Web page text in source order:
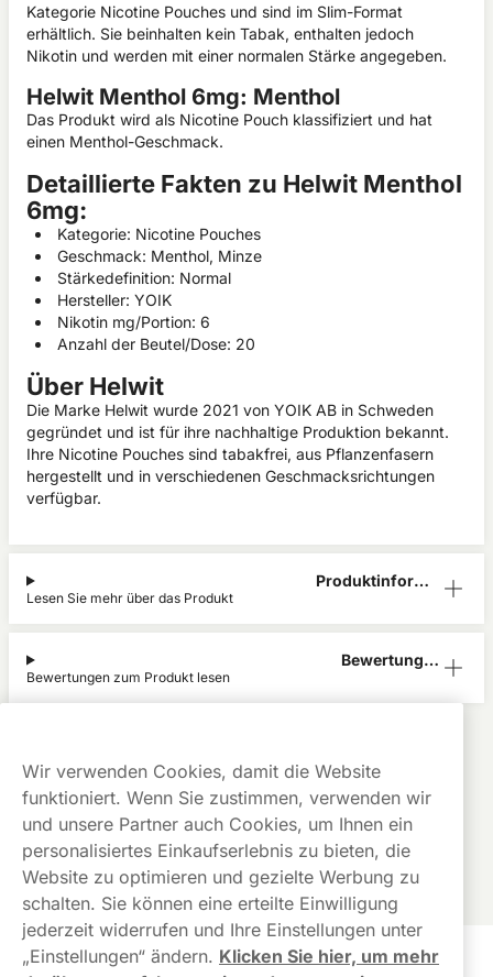
Kategorie Nicotine Pouches und sind im Slim-Format
erhältlich. Sie beinhalten kein Tabak, enthalten jedoch
Nikotin und werden mit einer normalen Stärke angegeben.
Helwit Menthol 6mg: Menthol
Das Produkt wird als Nicotine Pouch klassifiziert und hat
einen Menthol-Geschmack.
Detaillierte Fakten zu Helwit Menthol
6mg:
Kategorie: Nicotine Pouches
Geschmack: Menthol, Minze
Stärkedefinition: Normal
Hersteller: YOIK
Nikotin mg/Portion: 6
Anzahl der Beutel/Dose: 20
Über Helwit
Die Marke Helwit wurde 2021 von YOIK AB in Schweden
gegründet und ist für ihre nachhaltige Produktion bekannt.
Ihre Nicotine Pouches sind tabakfrei, aus Pflanzenfasern
hergestellt und in verschiedenen Geschmacksrichtungen
verfügbar.
Produktinform
Lesen Sie mehr über das Produkt
Bewertunge
Bewertungen zum Produkt lesen
Rechnung
Gratis
Versand
Dieses Produkt ist nicht risikofrei und enthält Nikotin, eine
süchtig machende Substanz.
Wir verwenden Cookies, damit die Website
funktioniert. Wenn Sie zustimmen, verwenden wir
und unsere Partner auch Cookies, um Ihnen ein
personalisiertes Einkaufserlebnis zu bieten, die
Website zu optimieren und gezielte Werbung zu
schalten. Sie können eine erteilte Einwilligung
jederzeit widerrufen und Ihre Einstellungen unter
„Einstellungen“ ändern. Klicken Sie hier, um mehr